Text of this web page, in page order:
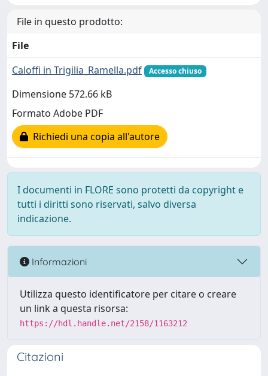
File in questo prodotto:
File
Caloffi in Trigilia_Ramella.pdf
Accesso chiuso
Dimensione 572.66 kB
Formato Adobe PDF
Richiedi una copia all'autore
I documenti in FLORE sono protetti da copyright e
tutti i diritti sono riservati, salvo diversa
indicazione.
Informazioni
Utilizza questo identificatore per citare o creare
un link a questa risorsa:
https://hdl.handle.net/2158/1163212
Citazioni